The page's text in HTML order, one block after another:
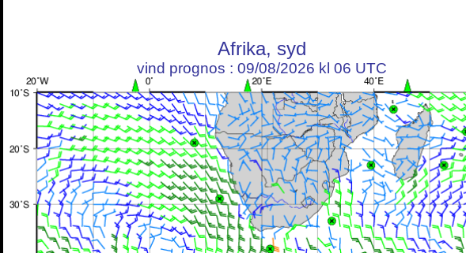
Afrika, syd
vind prognos : 09/08/2026 kl 06 UTC